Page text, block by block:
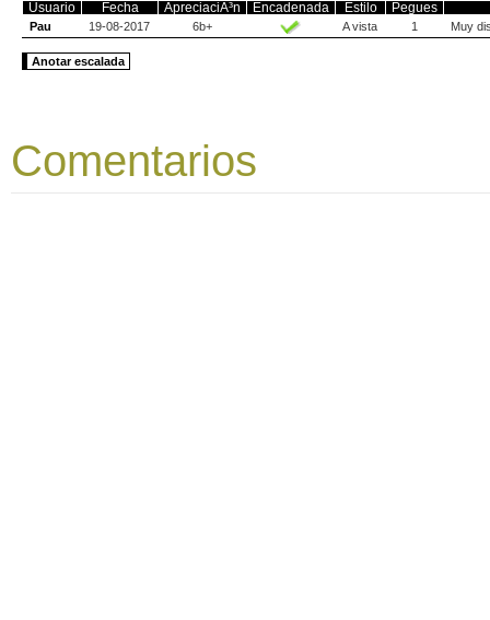
Usuario Fecha ApreciaciÃ³n Encadenada Estilo
Pegues
Pau
19-08-2017 6b+ A vista 1 Muy
Anotar escalada
Comentarios